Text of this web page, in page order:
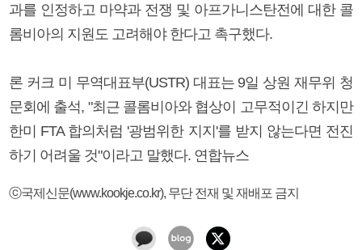
과를 인정하고 마약과 전쟁 및 아프가니스탄전에 대한 콜
롬비아의 지원도 고려해야 한다고 촉구했다.
론 커크 미 무역대표부(USTR) 대표는 9일 상원 재무위 청
문회에 출석, "최근 콜롬비아와 협상이 고무적이긴 하지만
한미 FTA 합의처럼 '광범위한 지지'를 받지 않는다면 전진
하기 어려울 것"이라고 말했다. 연합뉴스
ⓒ국제신문(www.kookje.co.kr), 무단 전재 및 재배포 금지